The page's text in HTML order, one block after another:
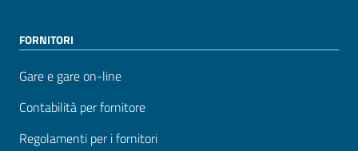
FORNITORI
Gare e gare on-line
Contabilità per fornitore
Regolamenti per i fornitori